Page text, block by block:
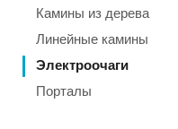
Камины из дерева
Линейные камины
Электроочаги
Порталы